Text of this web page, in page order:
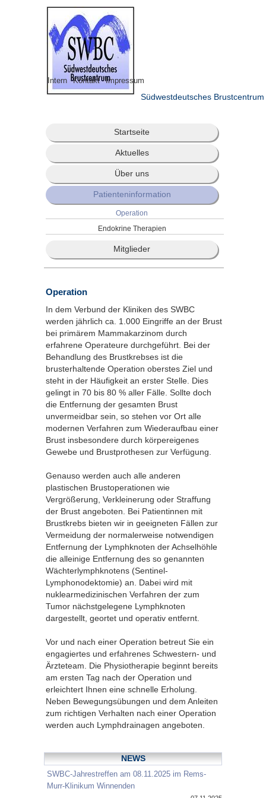
Intern Kontakt Impressum
Südwestdeutsches Brustcentrum
Startseite
Aktuelles
Über uns
Patienteninformation
Operation
Endokrine Therapien
Mitglieder
Operation
In dem Verbund der Kliniken des SWBC
werden jährlich ca. 1.000 Eingriffe an der Brust
bei primärem Mammakarzinom durch
erfahrene Operateure durchgeführt. Bei der
Behandlung des Brustkrebses ist die
brusterhaltende Operation oberstes Ziel und
steht in der Häufigkeit an erster Stelle. Dies
gelingt in 70 bis 80 % aller Fälle. Sollte doch
die Entfernung der gesamten Brust
unvermeidbar sein, so stehen vor Ort alle
modernen Verfahren zum Wiederaufbau einer
Brust insbesondere durch körpereigenes
Gewebe und Brustprothesen zur Verfügung.
Genauso werden auch alle anderen
plastischen Brustoperationen wie
Vergrößerung, Verkleinerung oder Straffung
der Brust angeboten. Bei Patientinnen mit
Brustkrebs bieten wir in geeigneten Fällen zur
Vermeidung der normalerweise notwendigen
Entfernung der Lymphknoten der Achselhöhle
die alleinige Entfernung des so genannten
Wächterlymphknotens (Sentinel-
Lymphonodektomie) an. Dabei wird mit
nuklearmedizinischen Verfahren der zum
Tumor nächstgelegene Lymphknoten
dargestellt, geortet und operativ entfernt.
Vor und nach einer Operation betreut Sie ein
engagiertes und erfahrenes Schwestern- und
Ärzteteam. Die Physiotherapie beginnt bereits
am ersten Tag nach der Operation und
erleichtert Ihnen eine schnelle Erholung.
Neben Bewegungsübungen und dem Anleiten
zum richtigen Verhalten nach einer Operation
werden auch Lymphdrainagen angeboten.
NEWS
SWBC-Jahrestreffen am 08.11.2025 im Rems-
Murr-Klinikum Winnenden